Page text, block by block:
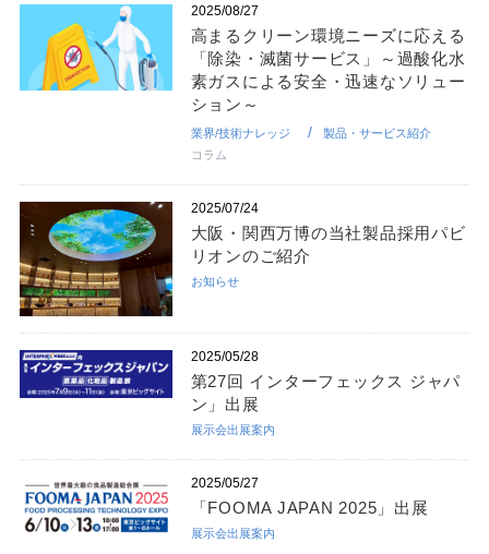
2025/08/27
高まるクリーン環境ニーズに応える
「除染・滅菌サービス」～過酸化水
素ガスによる安全・迅速なソリュー
ション～
業界/技術ナレッジ
製品・サービス紹介
コラム
2025/07/24
大阪・関西万博の当社製品採用パビ
リオンのご紹介
お知らせ
2025/05/28
第27回 インターフェックス ジャパ
ン」出展
展示会出展案内
2025/05/27
「FOOMA JAPAN 2025」出展
展示会出展案内